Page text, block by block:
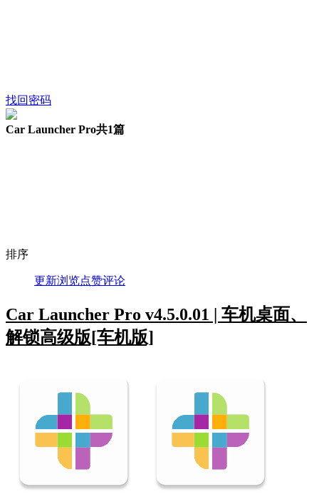
找回密码
Car Launcher Pro共1篇
排序
更新浏览点赞评论
Car Launcher Pro v4.5.0.01 | 车机桌面、
解锁高级版[车机版]